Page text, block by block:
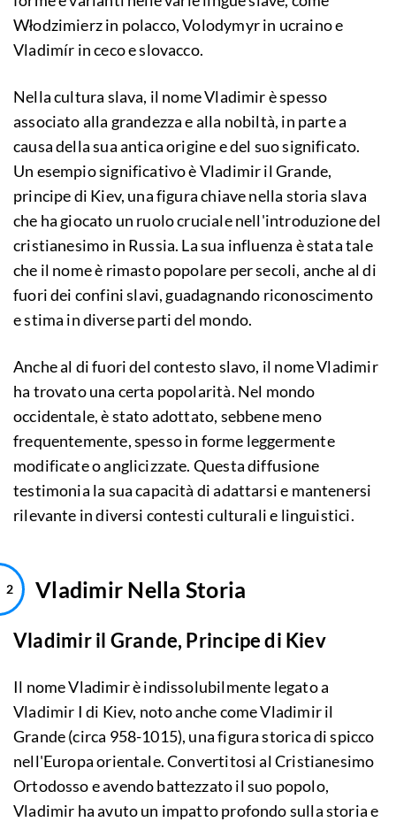
Włodzimierz in polacco, Volodymyr in ucraino e
Vladimír in ceco e slovacco.
Nella cultura slava, il nome Vladimir è spesso
associato alla grandezza e alla nobiltà, in parte a
causa della sua antica origine e del suo significato.
Un esempio significativo è Vladimir il Grande,
principe di Kiev, una figura chiave nella storia slava
che ha giocato un ruolo cruciale nell'introduzione del
cristianesimo in Russia. La sua influenza è stata tale
che il nome è rimasto popolare per secoli, anche al di
fuori dei confini slavi, guadagnando riconoscimento
e stima in diverse parti del mondo.
Anche al di fuori del contesto slavo, il nome Vladimir
ha trovato una certa popolarità. Nel mondo
occidentale, è stato adottato, sebbene meno
frequentemente, spesso in forme leggermente
modificate o anglicizzate. Questa diffusione
testimonia la sua capacità di adattarsi e mantenersi
rilevante in diversi contesti culturali e linguistici.
Vladimir Nella Storia
Vladimir il Grande, Principe di Kiev
Il nome Vladimir è indissolubilmente legato a
Vladimir I di Kiev, noto anche come Vladimir il
Grande (circa 958-1015), una figura storica di spicco
nell'Europa orientale. Convertitosi al Cristianesimo
Ortodosso e avendo battezzato il suo popolo,
Vladimir ha avuto un impatto profondo sulla storia e